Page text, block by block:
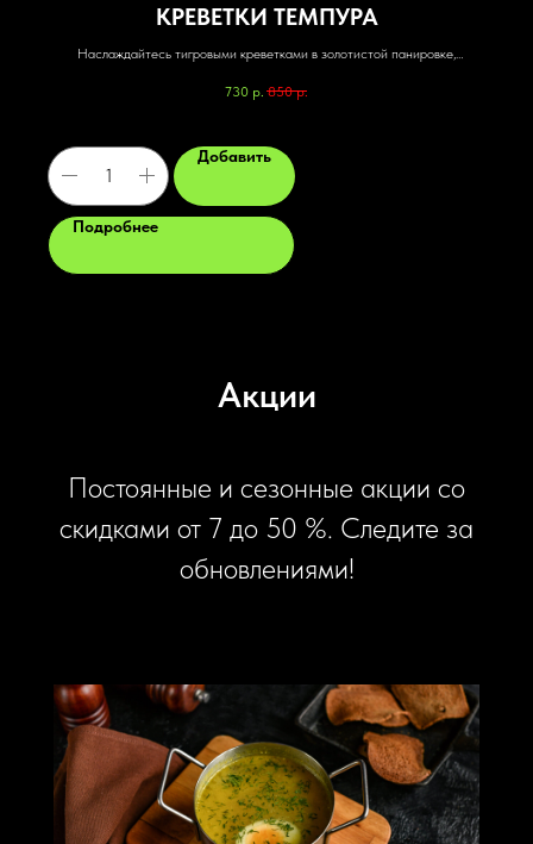
КРЕВЕТКИ ТЕМПУРА
Наслаждайтесь тигровыми креветками в золотистой панировке,
удовольствие для вас и вашей семьи!
730 р. 850 р.
Добавить
Подробнее
Акции
Постоянные и сезонные акции со
скидками от 7 до 50 %. Следите за
обновлениями!